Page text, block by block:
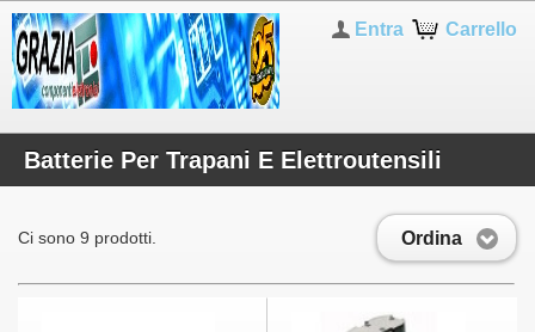
Carrello
Entra
Batterie Per Trapani E Elettroutensili
Ordina
Ci sono 9 prodotti.